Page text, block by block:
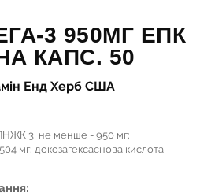
3 950МГ ЕПК
КАПС. 50
Енд Херб США
3, не менше - 950 мг;
мг; докозагексаєнова кислота -